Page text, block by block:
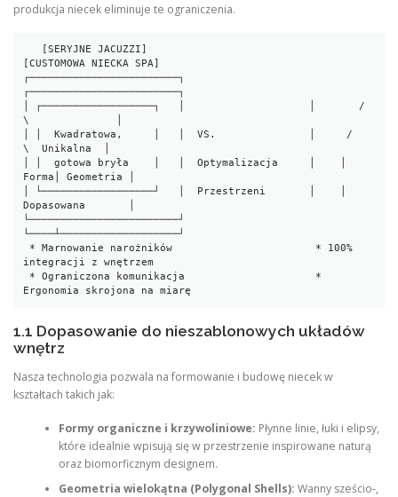
produkcja niecek eliminuje te ograniczenia.
[CUSTOMOWA NIECKA SPA]
┌────────────────────────┐
┌────────────────────────┐
│ ┌──────────────────┐   │                    │       /
\              │
│ │  Kwadratowa,     │   │  VS.               │     /
\  Unikalna  │
│ │  gotowa bryła    │   │  Optymalizacja     │    │
Forma│ Geometria │
│ └──────────────────┘   │  Przestrzeni       │    │
Dopasowana       │
└────────────────────────┘
└────┴───────────────────┘
integracji z wnętrzem
1.1 Dopasowanie do nieszablonowych układów
wnętrz
Nasza technologia pozwala na formowanie i budowę niecek w
kształtach takich jak:
Formy organiczne i krzywoliniowe: Płynne linie, łuki i elipsy,
które idealnie wpisują się w przestrzenie inspirowane naturą
oraz biomorficznym designem.
Geometria wielokątna (Polygonal Shells): Wanny sześcio-,